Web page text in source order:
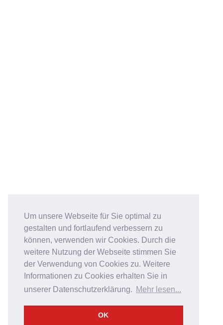
Um unsere Webseite für Sie optimal zu
gestalten und fortlaufend verbessern zu
können, verwenden wir Cookies. Durch die
weitere Nutzung der Webseite stimmen Sie
der Verwendung von Cookies zu. Weitere
Informationen zu Cookies erhalten Sie in
unserer Datenschutzerklärung. Mehr lesen...
OK